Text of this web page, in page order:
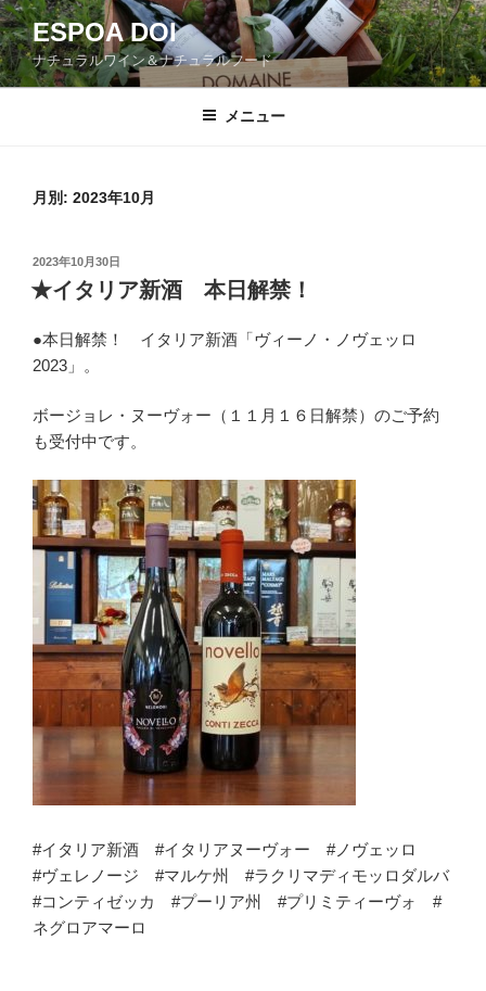
コ
ン
テ
ン
ESPOA DOI
ナチュラルワイン＆ナチュラルフード
メニュー
月別: 2023年10月
投
稿
日:
2023年10月30日
★イタリア新酒 本日解禁！
●本日解禁！ イタリア新酒「ヴィーノ・ノヴェッロ
2023」。
ボージョレ・ヌーヴォー（１１月１６日解禁）のご予約
も受付中です。
#イタリア新酒 #イタリアヌーヴォー #ノヴェッロ
#ヴェレノージ #マルケ州 #ラクリマディモッロダルバ
#コンティゼッカ #プーリア州 #プリミティーヴォ #
ネグロアマーロ